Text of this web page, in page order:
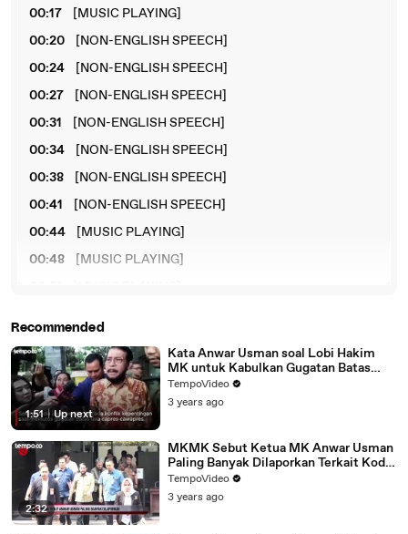
00:17
[MUSIC PLAYING]
00:20
[NON-ENGLISH SPEECH]
00:24
[NON-ENGLISH SPEECH]
00:27
[NON-ENGLISH SPEECH]
00:31
[NON-ENGLISH SPEECH]
00:34
[NON-ENGLISH SPEECH]
00:38
[NON-ENGLISH SPEECH]
00:41
[NON-ENGLISH SPEECH]
00:44
[MUSIC PLAYING]
00:48
[MUSIC PLAYING]
01:02
[MUSIC PLAYING]
01:05
[BLANK_AUDIO]
Recommended
1:51 | Up next
Kata Anwar Usman soal Lobi Hakim
MK untuk Kabulkan Gugatan Batas
Usia Capres-Cawapres
TempoVideo
3 years ago
2:32
MKMK Sebut Ketua MK Anwar Usman
Paling Banyak Dilaporkan Terkait Kode
Etik
TempoVideo
3 years ago